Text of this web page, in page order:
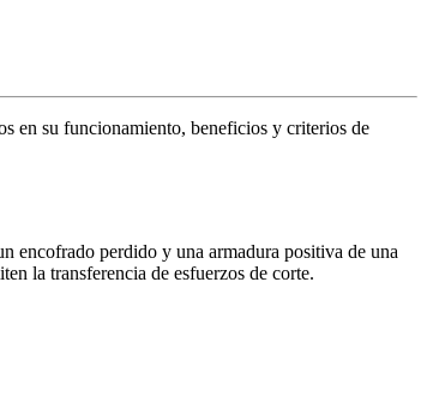
en su funcionamiento, beneficios y criterios de
encofrado perdido y una armadura positiva de una
la transferencia de esfuerzos de corte.